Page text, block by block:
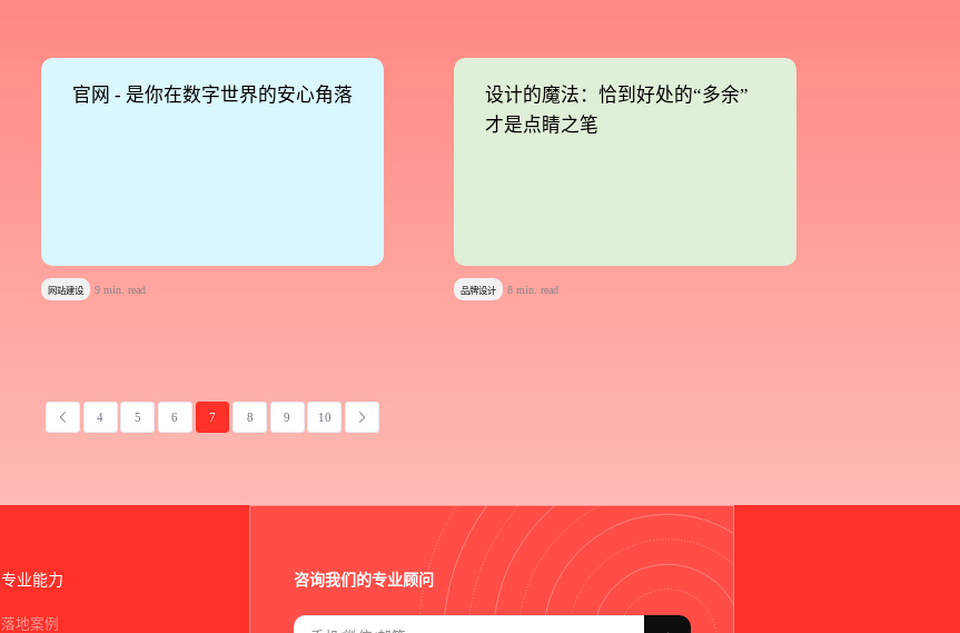
再想想，稍后预约
官网 - 是你在数字世界的安心角落
官网 - 是你在数字世界的安心角落
网站建设 9 min. read
​设计的魔法：恰到好处的“多余”
才是点睛之笔
​设计的魔法：恰到好处的“多余”
才是点睛之笔
品牌设计 8 min. read
4 5 6 7 8 9 10
专业能力
落地案例
咨询我们的专业顾问